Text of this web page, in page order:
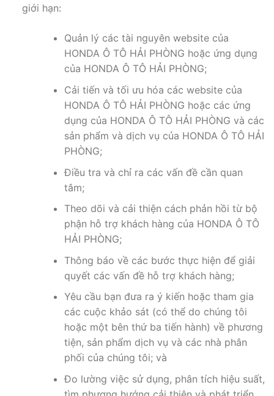
giới hạn:
Quản lý các tài nguyên website của
HONDA Ô TÔ HẢI PHÒNG hoặc ứng dụng
của HONDA Ô TÔ HẢI PHÒNG;
Cải tiến và tối ưu hóa các website của
HONDA Ô TÔ HẢI PHÒNG hoặc các ứng
dụng của HONDA Ô TÔ HẢI PHÒNG và các
sản phẩm và dịch vụ của HONDA Ô TÔ HẢI
PHÒNG;
Điều tra và chỉ ra các vấn đề cần quan
tâm;
Theo dõi và cải thiện cách phản hồi từ bộ
phận hỗ trợ khách hàng của HONDA Ô TÔ
HẢI PHÒNG;
Thông báo về các bước thực hiện để giải
quyết các vấn đề hỗ trợ khách hàng;
Yêu cầu bạn đưa ra ý kiến hoặc tham gia
các cuộc khảo sát (có thể do chúng tôi
hoặc một bên thứ ba tiến hành) về phương
tiện, sản phẩm dịch vụ và các nhà phân
phối của chúng tôi; và
Đo lường việc sử dụng, phân tích hiệu suất,